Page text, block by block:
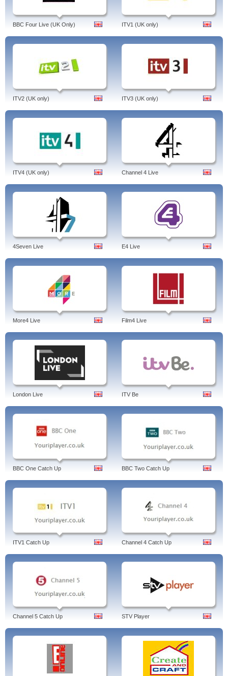
BBC Four Live (UK Only) ITV1 (UK only)
ITV2 (UK only) ITV3 (UK only)
ITV4 (UK only) Channel 4 Live
4Seven Live E4 Live
More4 Live Film4 Live
London Live ITV Be
BBC One Catch Up BBC Two Catch Up
ITV1 Catch Up Channel 4 Catch Up
Channel 5 Catch Up STV Player